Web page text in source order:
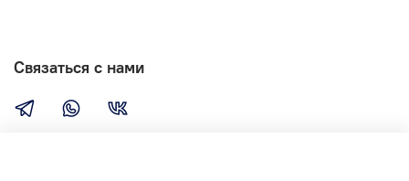
Связаться с нами